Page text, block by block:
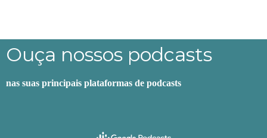
Ouça nossos podcasts
nas suas principais plataformas de podcasts